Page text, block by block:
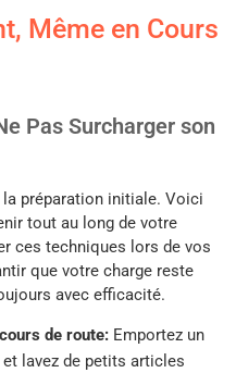
Même en Cours
Pas Surcharger son
préparation initiale. Voici
tout au long de votre
ces techniques lors de vos
que votre charge reste
avec efficacité.
de route: Emportez un
lavez de petits articles